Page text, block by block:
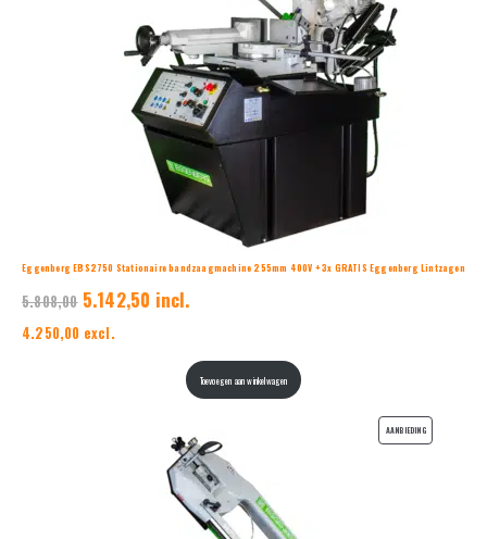
Eggenberg EBS2750 Stationaire bandzaagmachine 255mm 400V + 3x GRATIS Eggenberg Lintzagen
5.808,00 5.142,50 incl.
4.250,00 excl.
Toevoegen aan winkelwagen
AANBIEDINGPRODUCT